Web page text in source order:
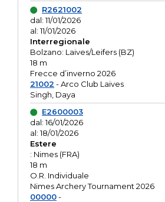
R2621002
dal: 11/01/2026
al: 11/01/2026
Interregionale
Bolzano: Laives/Leifers (BZ)
18 m
Frecce d’inverno 2026
21002 - Arco Club Laives
Singh, Daya
E2600003
dal: 16/01/2026
al: 18/01/2026
Estere
: Nimes (FRA)
18 m
O.R. Individuale
Nimes Archery Tournament 2026
00000-